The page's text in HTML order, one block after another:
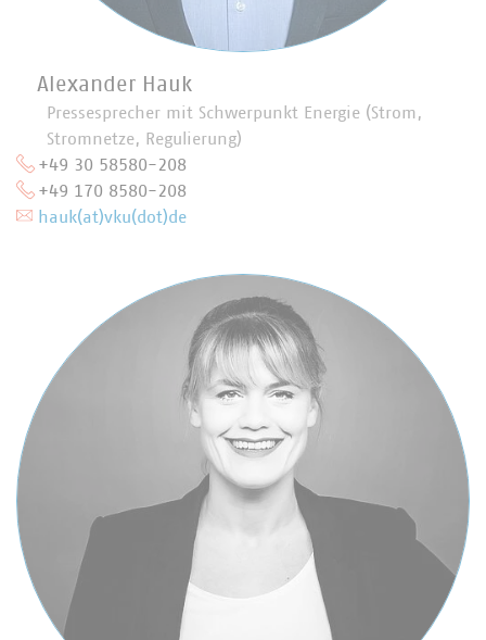
Alexander Hauk
Pressesprecher mit Schwerpunkt Energie (Strom,
Stromnetze, Regulierung)
+49 30 58580-208
+49 170 8580-208
hauk(at)vku(dot)de